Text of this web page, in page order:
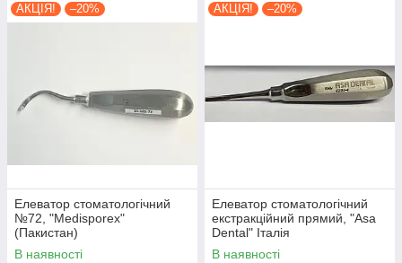
АКЦІЯ! –20%
Елеватор стоматологічний
№72, "Medisporex"
(Пакистан)
В наявності
АКЦІЯ! –20%
Елеватор стоматологічний
екстракційний прямий, "Asa
Dental" Італія
В наявності